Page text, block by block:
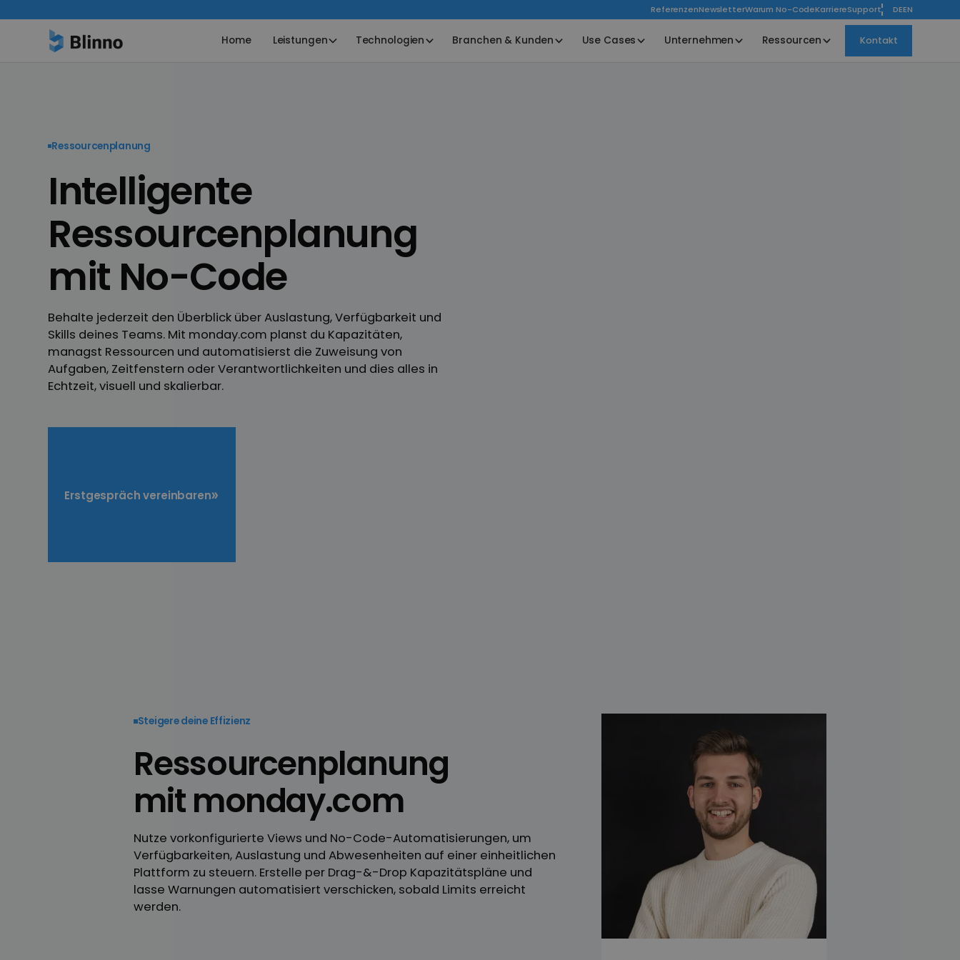
ReferenzenNewsletterWarum No-CodeKarriereSupport DEEN
Home Leistungen Technologien Branchen & Kunden Use Cases Unternehmen Ressourcen Kontakt
Ressourcenplanung
Intelligente
Ressourcen­planung
mit No-Code
Behalte jederzeit den Überblick über Auslastung, Verfügbarkeit und
Skills deines Teams. Mit monday.com planst du Kapazitäten,
managst Ressourcen und automatisierst die Zuweisung von
Aufgaben, Zeitfenstern oder Verantwortlichkeiten und dies alles in
Echtzeit, visuell und skalierbar.
Erstgespräch vereinbaren
Steigere deine Effizienz
Ressourcenplanung
mit monday.com
Nutze vorkonfigurierte Views und No-Code-Automatisierungen, um
Verfügbarkeiten, Auslastung und Abwesenheiten auf einer einheitlichen
Plattform zu steuern. Erstelle per Drag-&-Drop Kapazitätspläne und
lasse Warnungen automatisiert verschicken, sobald Limits erreicht
werden.‍